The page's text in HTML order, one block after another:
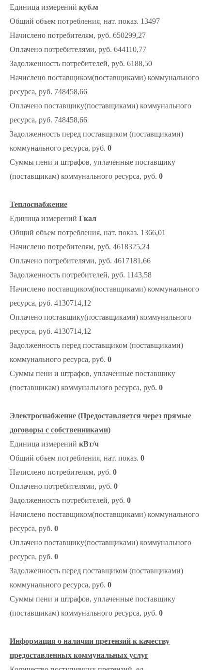
Единица измерений куб.м
Общий объем потребления, нат. показ. 13497
Начислено потребителям, руб. 650299,27
Оплачено потребителями, руб. 644110,77
Задолженность потребителей, руб. 6188,50
Начислено поставщиком(поставщиками) коммунального
ресурса, руб. 748458,66
Оплачено поставщику(поставщиками) коммунального
ресурса, руб. 748458,66
Задолженность перед поставщиком (поставщиками)
коммунального ресурса, руб. 0
Суммы пени и штрафов, уплаченные поставщику
(поставщикам) коммунального ресурса, руб. 0
Теплоснабжение
Единица измерений Гкал
Общий объем потребления, нат. показ. 1366,01
Начислено потребителям, руб. 4618325,24
Оплачено потребителями, руб. 4617181,66
Задолженность потребителей, руб. 1143,58
Начислено поставщиком(поставщиками) коммунального
ресурса, руб. 4130714,12
Оплачено поставщику(поставщиками) коммунального
ресурса, руб. 4130714,12
Задолженность перед поставщиком (поставщиками)
коммунального ресурса, руб. 0
Суммы пени и штрафов, уплаченные поставщику
(поставщикам) коммунального ресурса, руб. 0
Электроснабжение (Предоставляется через прямые
договоры с собственниками)
Единица измерений кВт/ч
Общий объем потребления, нат. показ. 0
Начислено потребителям, руб. 0
Оплачено потребителями, руб. 0
Задолженность потребителей, руб. 0
Начислено поставщиком(поставщиками) коммунального
ресурса, руб. 0
Оплачено поставщику(поставщиками) коммунального
ресурса, руб. 0
Задолженность перед поставщиком (поставщиками)
коммунального ресурса, руб. 0
Суммы пени и штрафов, уплаченные поставщику
(поставщикам) коммунального ресурса, руб. 0
Информация о наличии претензий к качеству
предоставленных коммунальных услуг